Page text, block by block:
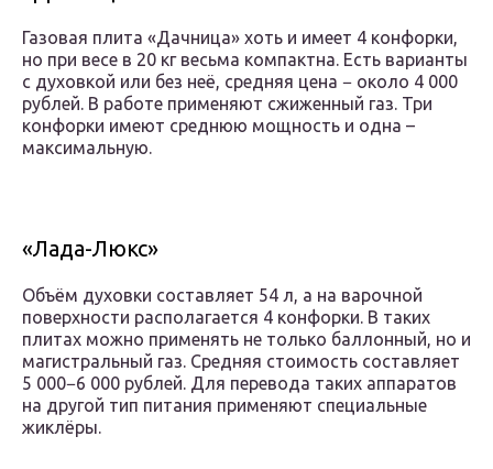
Газовая плита «Дачница» хоть и имеет 4 конфорки,
но при весе в 20 кг весьма компактна. Есть варианты
с духовкой или без неё, средняя цена − около 4 000
рублей. В работе применяют сжиженный газ. Три
конфорки имеют среднюю мощность и одна –
максимальную.
«Лада-Люкс»
Объём духовки составляет 54 л, а на варочной
поверхности располагается 4 конфорки. В таких
плитах можно применять не только баллонный, но и
магистральный газ. Средняя стоимость составляет
5 000−6 000 рублей. Для перевода таких аппаратов
на другой тип питания применяют специальные
жиклёры.